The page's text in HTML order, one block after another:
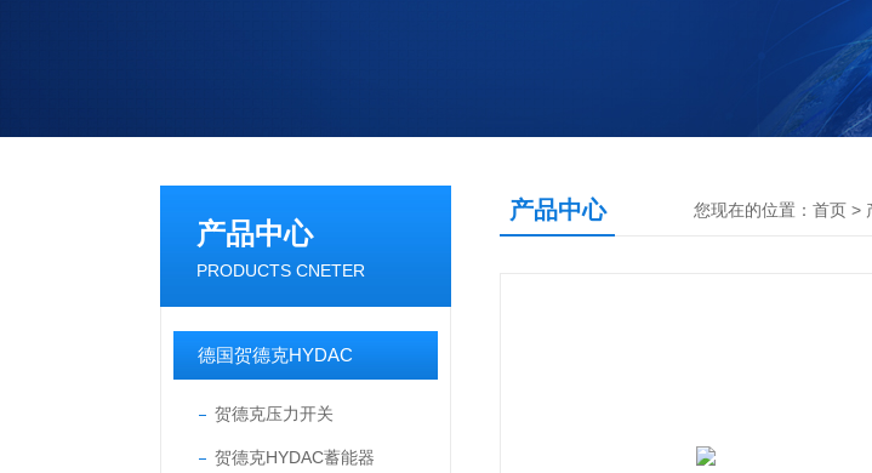
产品中心
PRODUCTS CNETER
德国贺德克HYDAC
贺德克压力开关
贺德克HYDAC蓄能器
产品中心 您现在的位置： 首页 >